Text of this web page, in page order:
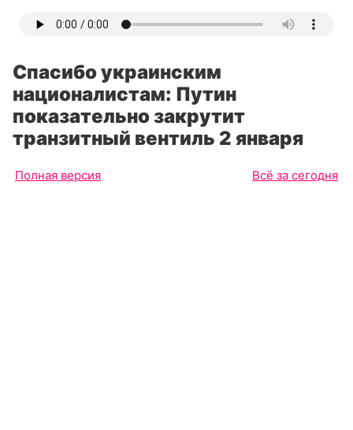
Спасибо украинским
националистам: Путин
показательно закрутит
транзитный вентиль 2 января
Полная версия Всё за сегодня